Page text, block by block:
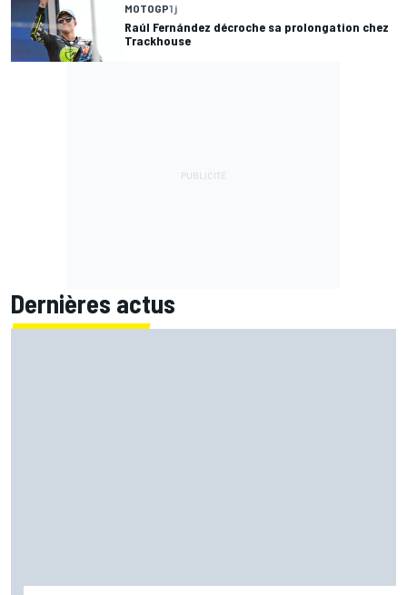
MOTOGP1 j
Raúl Fernández décroche sa prolongation chez
Trackhouse
Dernières actus